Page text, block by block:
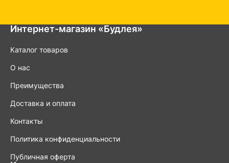
Интернет-магазин «Будлея»
Каталог товаров
О нас
Преимущества
Доставка и оплата
Контакты
Политика конфиденциальности
Публичная оферта